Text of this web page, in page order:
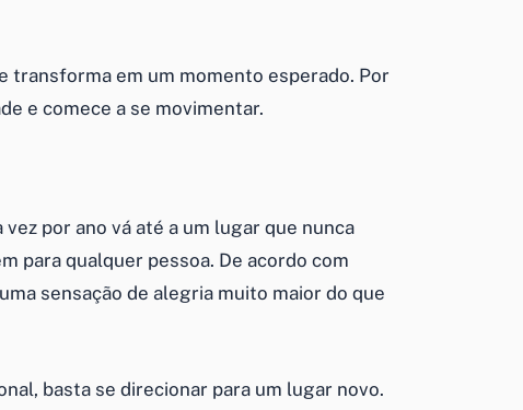
transforma em um momento esperado. Por
e comece a se movimentar.
vez por ano vá até a um lugar que nunca
para qualquer pessoa. De acordo com
sensação de alegria muito maior do que
basta se direcionar para um lugar novo.